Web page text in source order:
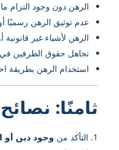
الرهن دون وجود التزام
عدم توثيق الرهن رسميًا
الرهن لأشياء غير قانونية
تجاهل حقوق الطرفين
استخدام الرهن بطريقة
ثامنًا:
التأكد من وجود دين أو